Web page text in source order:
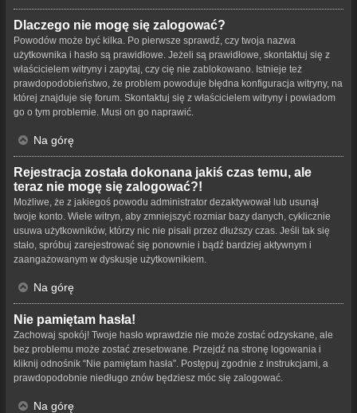
Dlaczego nie mogę się zalogować?
Powodów może być kilka. Po pierwsze sprawdź, czy twoja nazwa
użytkownika i hasło są prawidłowe. Jeżeli są prawidłowe, skontaktuj się z
właścicielem witryny i zapytaj, czy cię nie zablokowano. Istnieje też
prawdopodobieństwo, że problem powoduje błędna konfiguracja witryny, na
której znajduje się forum. Skontaktuj się z właścicielem witryny i powiadom
go o tym problemie. Musi on go naprawić.
Na górę
Rejestracja została dokonana jakiś czas temu, ale
teraz nie mogę się zalogować?!
Możliwe, że z jakiegoś powodu administrator dezaktywował lub usunął
twoje konto. Wiele witryn, aby zmniejszyć rozmiar bazy danych, cyklicznie
usuwa użytkowników, którzy nic nie pisali przez dłuższy czas. Jeśli tak się
stało, spróbuj zarejestrować się ponownie i bądź bardziej aktywnym i
zaangażowanym w dyskusje użytkownikiem.
Na górę
Nie pamiętam hasła!
Zachowaj spokój! Twoje hasło wprawdzie nie może zostać odzyskane, ale
bez problemu może zostać zresetowane. Przejdź na stronę logowania i
kliknij odnośnik “Nie pamiętam hasła”. Postępuj zgodnie z instrukcjami, a
prawdopodobnie niedługo znów będziesz móc się zalogować.
Na górę